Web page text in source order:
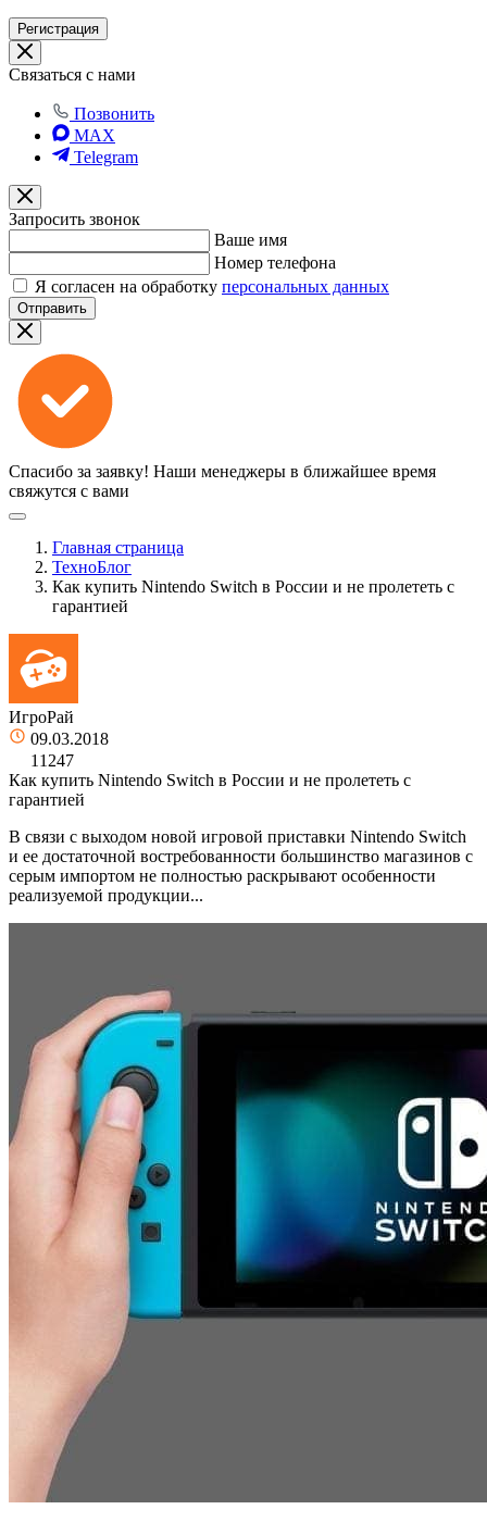
Регистрация
Связаться с нами
Позвонить
MAX
Telegram
Запросить звонок
Ваше имя
Номер телефона
Я согласен на обработку персональных данных
Отправить
Спасибо за заявку! Наши менеджеры в ближайшее время
свяжутся с вами
Главная страница
ТехноБлог
Как купить Nintendo Switch в России и не пролететь с
гарантией
ИгроРай
09.03.2018
11247
Как купить Nintendo Switch в России и не пролететь с
гарантией
В связи с выходом новой игровой приставки Nintendo Switch
и ее достаточной востребованности большинство магазинов с
серым импортом не полностью раскрывают особенности
реализуемой продукции...